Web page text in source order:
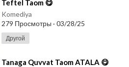
⁣Teftel Taom 😋
Komediya
279 Просмотры · 03/28/25
Другой
⁣Tanaga Quvvat Taom ATALA 😋